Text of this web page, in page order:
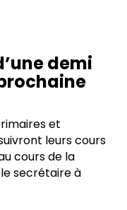
demi
et
leurs cours
cours de la
secrétaire à